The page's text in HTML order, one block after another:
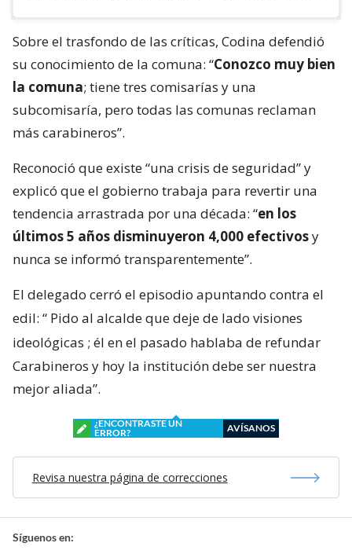
Sobre el trasfondo de las críticas, Codina defendió
su conocimiento de la comuna: “Conozco muy bien
la comuna; tiene tres comisarías y una
subcomisaría, pero todas las comunas reclaman
más carabineros”.
Reconoció que existe “una crisis de seguridad” y
explicó que el gobierno trabaja para revertir una
tendencia arrastrada por una década: “en los
últimos 5 años disminuyeron 4,000 efectivosy
nunca se informó transparentemente”.
El delegado cerró el episodio apuntando contra el
edil: “ Pido al alcalde que deje de lado visiones
ideológicas ; él en el pasado hablaba de refundar
Carabineros y hoy la institución debe ser nuestra
mejor aliada”.
¿ENCONTRASTE UN
ERROR?
AVÍSANOS
Revisa nuestra página de correcciones
Síguenos en: